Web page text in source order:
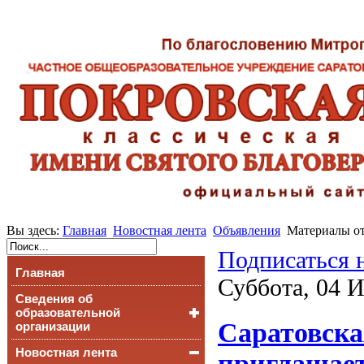
Вы здесь: Главная Новостная лента Объявления Материалы
Главная
Сведения об
образовательной
организации
Основные сведения
Новостная лента
Подписаться
Суббота, 04